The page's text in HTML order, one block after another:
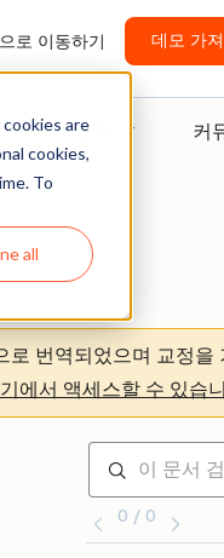
are
cookies,
To
all
로 이동하기 데모 가
교육 커
번역되었으며 교정을
에서 액세스할 수 있습
0 / 0